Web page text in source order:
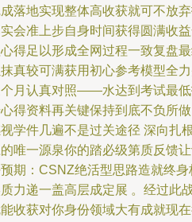
落地实现整体高收获就可不放
会准上步自身时间获得圆满收
得足以形成全网过程一致复盘
真较可满获用初心参考模型全
月认真对照——水达到考试最
得资料再关键保持到底不负所
学件几遍不是过关途径 深向扎
唯一源泉你的踏必级第质反馈
期：CSNZ绝活型思路造就终
力递一盖高层成定展 。经过此
收获对你身份领域大有成就现